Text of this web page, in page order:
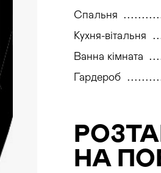
Спальня
Кухня-вітальня
Ванна кімната
Гардероб
НА